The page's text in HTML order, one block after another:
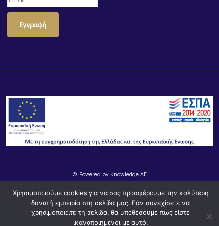
Εγγραφή
© Powered by Knowledge AE
Χρησιμοποιούμε cookies για να σας προσφέρουμε την καλύτερη
δυνατή εμπειρία στη σελίδα μας. Εάν συνεχίσετε να
χρησιμοποιείτε τη σελίδα, θα υποθέσουμε πως είστε
ικανοποιημένοι με αυτό.